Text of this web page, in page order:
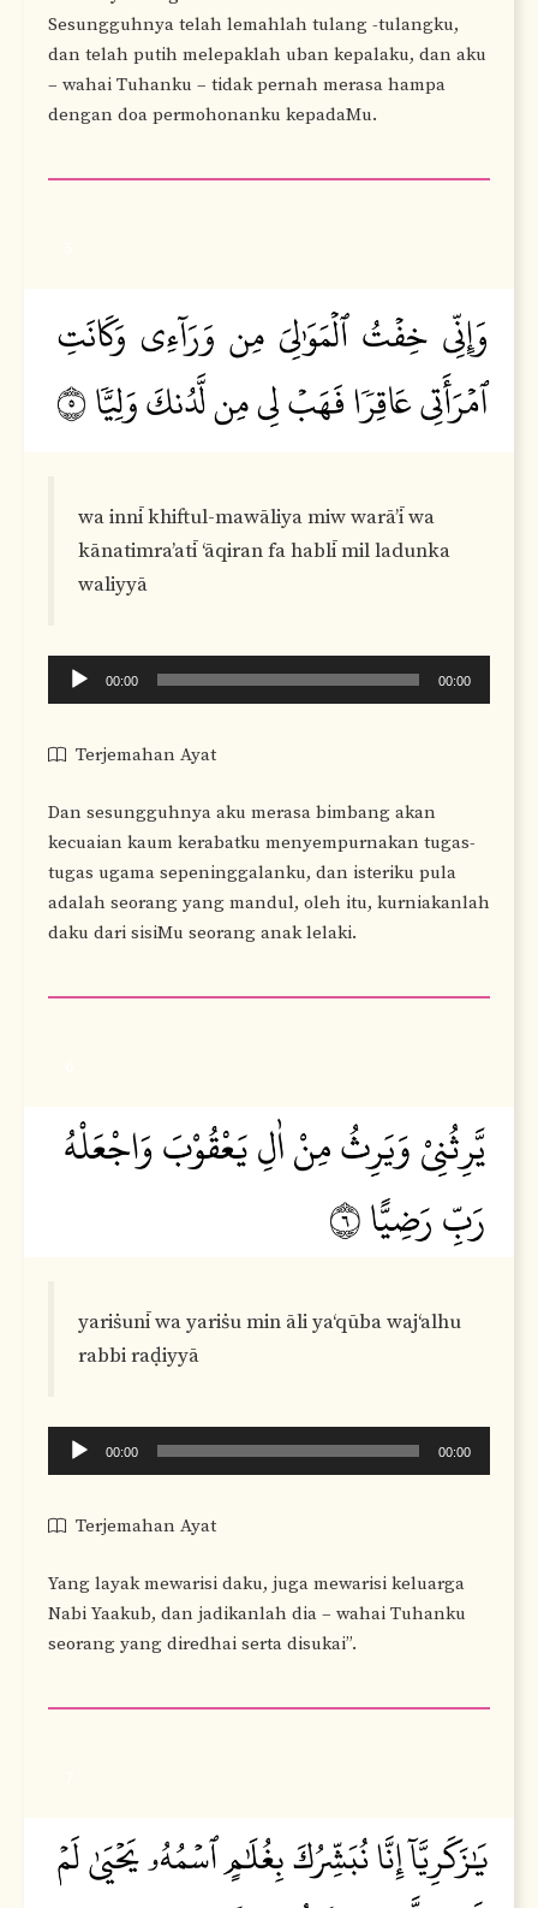
Sesungguhnya telah lemahlah tulang -tulangku,
dan telah putih melepaklah uban kepalaku, dan aku
– wahai Tuhanku – tidak pernah merasa hampa
dengan doa permohonanku kepadaMu.
wa innī khiftul-mawāliya miw warā’ī wa
kānatimra’atī ‘āqiran fa hablī mil ladunka
waliyyā
Audio
Player
00:00 00:00
Terjemahan Ayat
Dan sesungguhnya aku merasa bimbang akan
kecuaian kaum kerabatku menyempurnakan tugas-
tugas ugama sepeninggalanku, dan isteriku pula
adalah seorang yang mandul, oleh itu, kurniakanlah
daku dari sisiMu seorang anak lelaki.
yariṡunī wa yariṡu min āli ya‘qūba waj‘alhu
rabbi raḍiyyā
Audio
Player
00:00 00:00
Terjemahan Ayat
Yang layak mewarisi daku, juga mewarisi keluarga
Nabi Yaakub, dan jadikanlah dia – wahai Tuhanku
seorang yang diredhai serta disukai”.